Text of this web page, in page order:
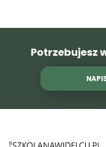
Potrzebujesz